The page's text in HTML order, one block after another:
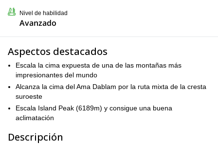
Nivel de habilidad
Avanzado
Aspectos destacados
Escala la cima expuesta de una de las montañas más
impresionantes del mundo
Alcanza la cima del Ama Dablam por la ruta mixta de la cresta
suroeste
Escala Island Peak (6189m) y consigue una buena
aclimatación
Descripción